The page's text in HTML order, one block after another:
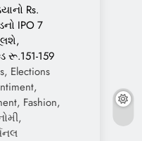
Rs.
IPO 7
રૂ.151-159
Elections
Fashion,